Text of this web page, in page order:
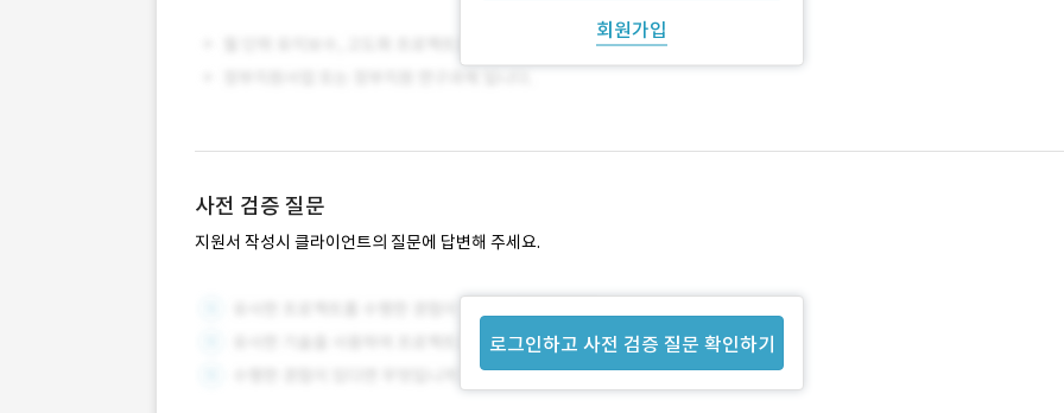
회원가입
사전 검증 질문
지원서 작성시 클라이언트의 질문에 답변해 주세요.
로그인하고 사전 검증 질문 확인하기